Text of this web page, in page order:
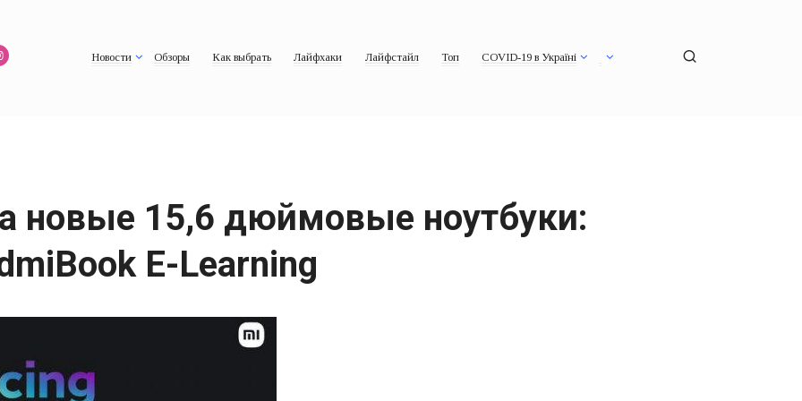
Новости Обзоры Как выбрать Лайфхаки Лайфстайл Топ COVID-19 в Україні
новые 15,6 дюймовые ноутбуки:
E-Learning